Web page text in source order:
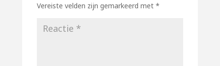
Vereiste velden zijn gemarkeerd met *